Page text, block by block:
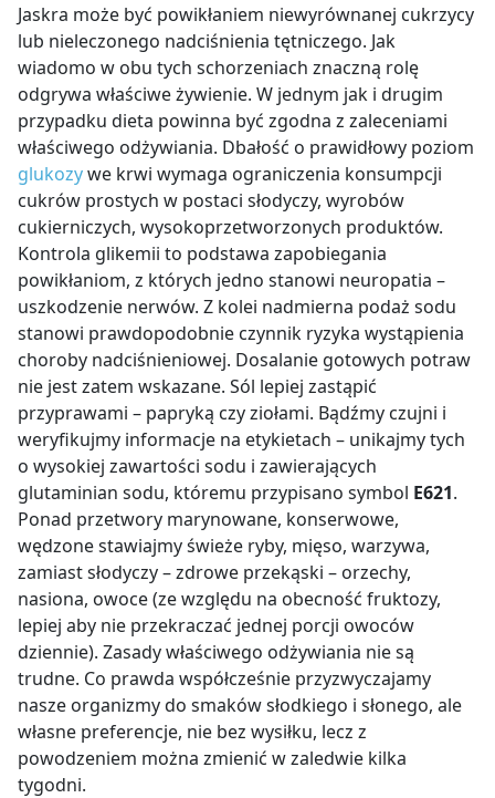
Jaskra może być powikłaniem niewyrównanej cukrzycy
lub nieleczonego nadciśnienia tętniczego. Jak
wiadomo w obu tych schorzeniach znaczną rolę
odgrywa właściwe żywienie. W jednym jak i drugim
przypadku dieta powinna być zgodna z zaleceniami
właściwego odżywiania. Dbałość o prawidłowy poziom
glukozywe krwi wymaga ograniczenia konsumpcji
cukrów prostych w postaci słodyczy, wyrobów
cukierniczych, wysokoprzetworzonych produktów.
Kontrola glikemii to podstawa zapobiegania
powikłaniom, z których jedno stanowi neuropatia –
uszkodzenie nerwów. Z kolei nadmierna podaż sodu
stanowi prawdopodobnie czynnik ryzyka wystąpienia
choroby nadciśnieniowej. Dosalanie gotowych potraw
nie jest zatem wskazane. Sól lepiej zastąpić
przyprawami – papryką czy ziołami. Bądźmy czujni i
weryfikujmy informacje na etykietach – unikajmy tych
o wysokiej zawartości sodu i zawierających
glutaminian sodu, któremu przypisano symbol E621.
Ponad przetwory marynowane, konserwowe,
wędzone stawiajmy świeże ryby, mięso, warzywa,
zamiast słodyczy – zdrowe przekąski – orzechy,
nasiona, owoce (ze względu na obecność fruktozy,
lepiej aby nie przekraczać jednej porcji owoców
dziennie). Zasady właściwego odżywiania nie są
trudne. Co prawda współcześnie przyzwyczajamy
nasze organizmy do smaków słodkiego i słonego, ale
własne preferencje, nie bez wysiłku, lecz z
powodzeniem można zmienić w zaledwie kilka
tygodni.